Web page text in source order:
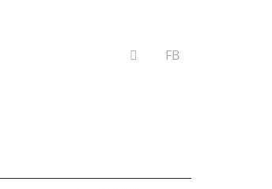
VYHĽADÁVANIE
FB